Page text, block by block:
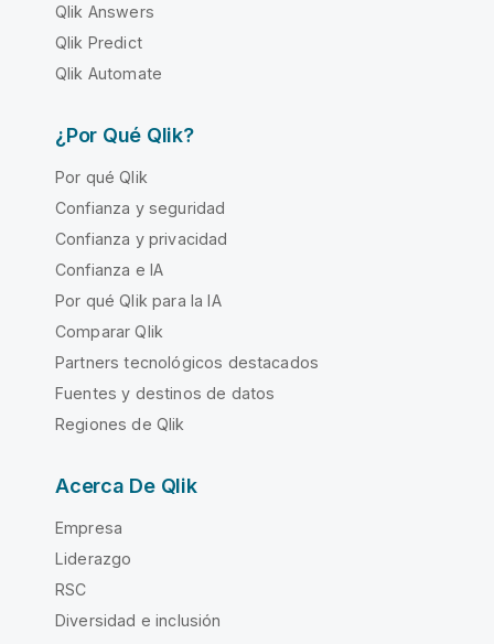
Qlik Answers
Qlik Predict
Qlik Automate
¿Por Qué Qlik?
Por qué Qlik
Confianza y seguridad
Confianza y privacidad
Confianza e IA
Por qué Qlik para la IA
Comparar Qlik
Partners tecnológicos destacados
Fuentes y destinos de datos
Regiones de Qlik
Acerca De Qlik
Empresa
Liderazgo
RSC
Diversidad e inclusión